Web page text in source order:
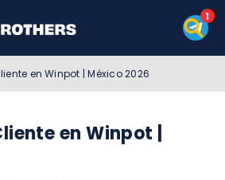
en Winpot | México 2026
en Winpot |